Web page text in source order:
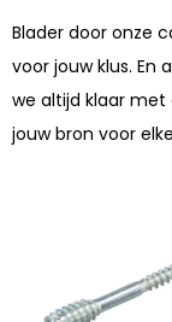
Blader door onze
voor jouw klus. En
we altijd klaar met
jouw bron voor